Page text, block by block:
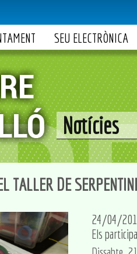
SEU ELECTRÒNICA
Notícies
TALLER DE
24/04/
Els